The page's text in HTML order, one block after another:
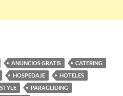
ANUNCIOS GRATIS
CATERING
HOSPEDAJE
HOTELES
PARAGLIDING